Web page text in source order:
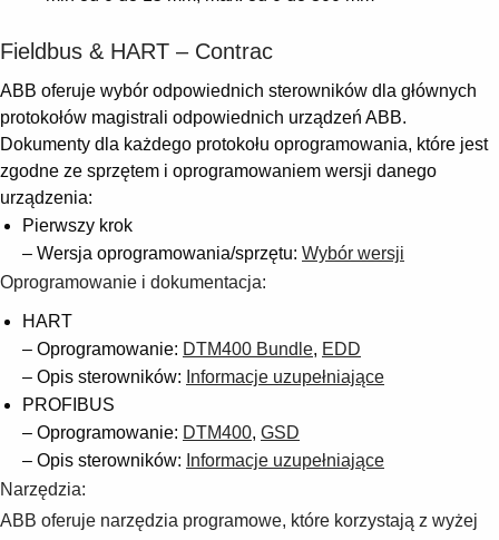
Fieldbus & HART – Contrac
ABB oferuje wybór odpowiednich sterowników dla głównych
protokołów magistrali odpowiednich urządzeń ABB.
Dokumenty dla każdego protokołu oprogramowania, które jest
zgodne ze sprzętem i oprogramowaniem wersji danego
urządzenia:
Pierwszy krok
– Wersja oprogramowania/sprzętu: Wybór wersji
Oprogramowanie i dokumentacja:
HART
– Oprogramowanie: DTM400 Bundle, EDD
– Opis sterowników: Informacje uzupełniające
PROFIBUS
– Oprogramowanie: DTM400, GSD
– Opis sterowników: Informacje uzupełniające
Narzędzia:
ABB oferuje narzędzia programowe, które korzystają z wyżej